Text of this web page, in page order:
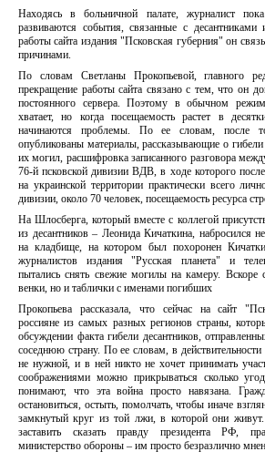
Находясь в больничной палате, журналист
развиваются события, связанные с
работы сайта издания "Псковская губерния" он
причинами.
По словам Светланы Прокопьевой, главного
прекращение работы сайта связано с тем, что он
постоянного сервера. Поэтому в обычном
хватает, но когда посещаемость растет в
начинаются проблемы. По ее словам, после
опубликованы материалы, рассказывающие о
их могил, расшифровка записанного разговора
76-й псковской дивизии ВДВ, в ходе которого
на украинской территории практически всего
дивизии, около 70 человек, посещаемость ресурса
На Шлосберга, который вместе с коллегой
из десантников – Леонида Кичаткина, набросился
на кладбище, на котором был похоронен
журналистов издания "Русская планета" и
пытались снять свежие могилы на камеру. Вскоре
венки, но и таблички с именами погибших
Прокопьева рассказала, что сейчас на сайт
россияне из самых разных регионов страны,
обсуждении факта гибели десантников,
соседнюю страну. По ее словам, в
не нужной, и в ней никто не хочет принимать
соображениями можно прикрываться сколько
понимают, что эта война просто навязана.
остановиться, остыть, помолчать, чтобы иначе
замкнутый круг из той лжи, в которой они
заставить сказать правду президента РФ,
министерство обороны – им просто безразлично